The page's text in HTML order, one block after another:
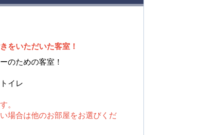
をいただいた客室！
のための客室！
イレ
。
合は他のお部屋をお選びくだ